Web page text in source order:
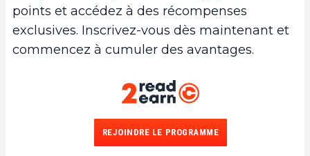
points et accédez à des récompenses
exclusives. Inscrivez-vous dès maintenant et
commencez à cumuler des avantages.
REJOINDRE LE PROGRAMME